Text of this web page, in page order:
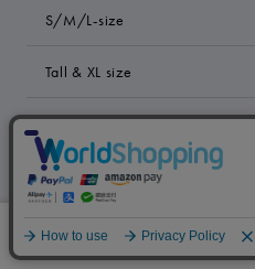
S/M/L-size
Tall & XL size
Size list
特集